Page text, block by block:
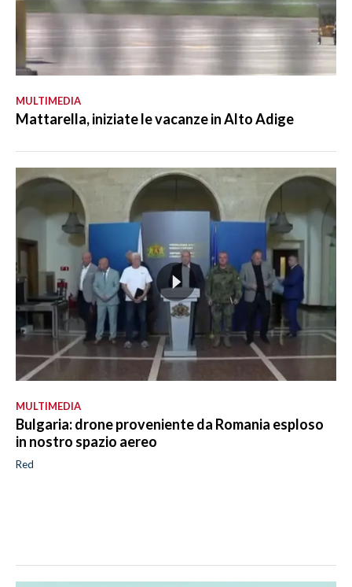
MULTIMEDIA
Mattarella, iniziate le vacanze in Alto Adige
MULTIMEDIA
Bulgaria: drone proveniente da Romania esploso
in nostro spazio aereo
Red